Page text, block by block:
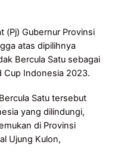
(Pj) Gubernur Provinsi
atas dipilihnya
Bercula Satu sebagai
Cup Indonesia 2023.
Satu tersebut
yang dilindungi,
di Provinsi
Ujung Kulon,